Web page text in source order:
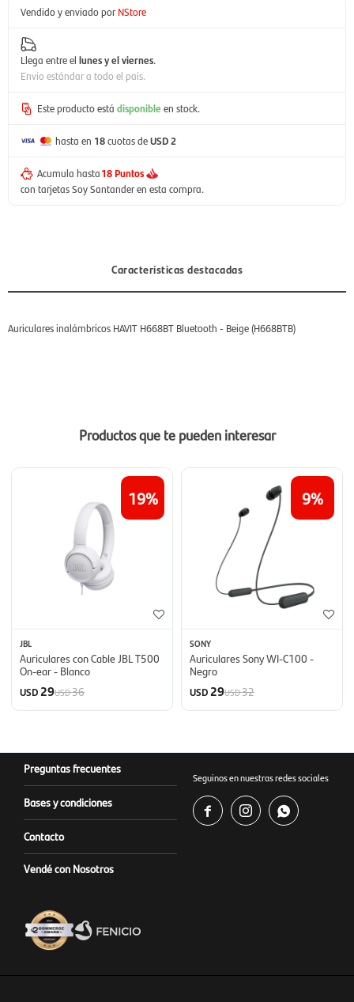
Vendido y enviado por NStore
Llega entre el lunes y el viernes.
Envío estándar a todo el país.
Este producto está disponible en stock.
hasta en 18cuotas deUSD 2
Acumula hasta18 Puntos
con tarjetas Soy Santander en esta compra.
Características destacadas
Auriculares inalámbricos HAVIT H668BT Bluetooth - Beige (H668BTB)
Productos que te pueden interesar
19
JBL
Auriculares con Cable JBL T500
On-ear - Blanco
USD29USD36
9
SONY
Auriculares Sony WI-C100 -
Negro
USD29USD32
Preguntas frecuentes
Bases y condiciones
Contacto
Vendé con Nosotros
Seguinos en nuestras redes sociales
  